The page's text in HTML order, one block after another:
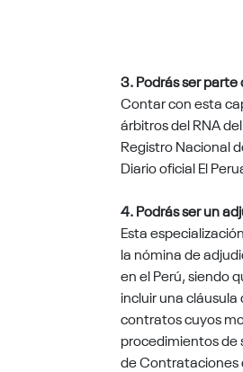
3. Podrás ser
Contar con esta
árbitros del RNA
Registro Nacional
Diario oficial El
4. Podrás ser un
Esta
la nómina de
en el Perú,siendo
incluir una
contratos cuyos
procedimientos de
de Contrataciones